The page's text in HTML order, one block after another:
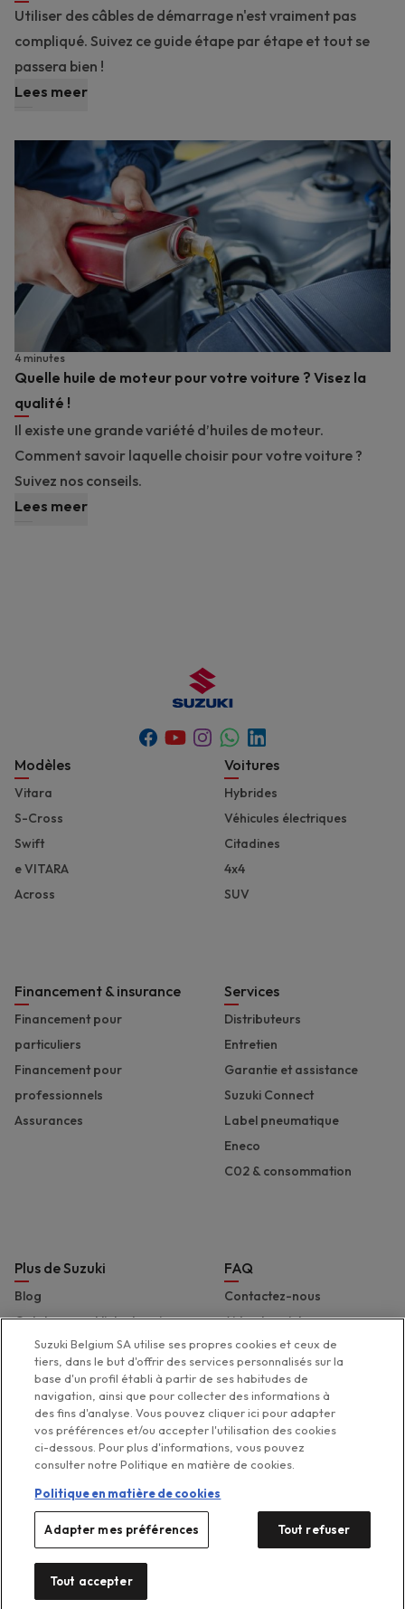
Utiliser des câbles de démarrage n'est vraiment pas
compliqué. Suivez ce guide étape par étape et tout se
passera bien !
Lees meer
Quelle huile de moteur pour votre voiture ? Visez la
qualité !
4 minutes
Il existe une grande variété d’huiles de moteur.
Comment savoir laquelle choisir pour votre voiture ?
Suivez nos conseils.
Lees meer
Facebook
YoutubeInstagram
Whatsapp
Linkedin
Footer
Modèles
Vitara
S-Cross
Swift
e VITARA
Across
Voitures
Hybrides
Véhicules électriques
Citadines
4x4
SUV
Financement & insurance
Financement pour
particuliers
Financement pour
professionnels
Assurances
Services
Distributeurs
Entretien
Garantie et assistance
Suzuki Connect
Label pneumatique
Eneco
C02 & consommation
Plus de Suzuki
Blog
Catalogues et liste de prix
Presse
Suzuki Marine
Suzuki 2 Wheels
Suzuki Global
FAQ
Contactez-nous
Aide et assistance
Déclaration d'accessibilité
Legal menu
Politique de protection de la
vie privée
Disclaimer
Politique de gestion des
Suzuki Belgium SA utilise ses propres cookies et ceux de
tiers, dans le but d'offrir des services personnalisés sur la
base d'un profil établi à partir de ses habitudes de
navigation, ainsi que pour collecter des informations à
des fins d'analyse. Vous pouvez cliquer ici pour adapter
vos préférences et/ou accepter l'utilisation des cookies
ci-dessous. Pour plus d'informations, vous pouvez
consulter notre Politique en matière de cookies.
Politique en matière de cookies
Adapter mes préférences Tout refuser
Tout accepter